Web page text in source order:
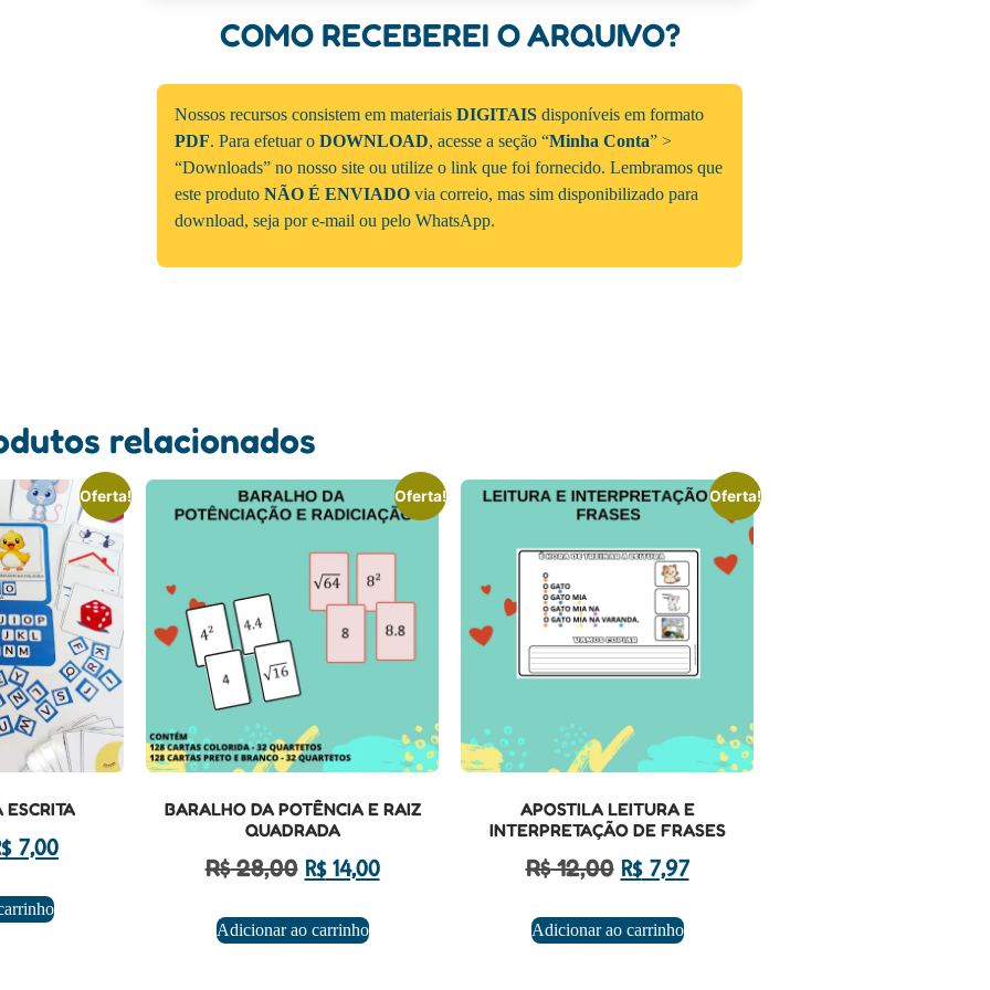
COMO RECEBEREI O ARQUIVO?
Nossos recursos consistem em materiais DIGITAIS disponíveis em formato
PDF. Para efetuar o DOWNLOAD, acesse a seção “Minha Conta” >
“Downloads” no nosso site ou utilize o link que foi fornecido. Lembramos que
este produto NÃO É ENVIADO via correio, mas sim disponibilizado para
download, seja por e-mail ou pelo WhatsApp.
relacionados
Oferta!
7,00
Oferta!
BARALHO DA POTÊNCIA E RAIZ
QUADRADA
R$28,00 R$14,00
Adicionar ao carrinho
Oferta!
APOSTILA LEITURA E
INTERPRETAÇÃO DE FRASES
R$12,00 R$7,97
Adicionar ao carrinho